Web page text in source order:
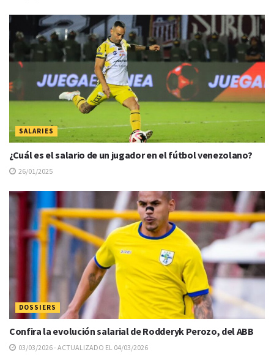
SALARIES
¿Cuál es el salario de un jugador en el fútbol venezolano?
26/01/2025
DOSSIERS
Confira la evolución salarial de Rodderyk Perozo, del ABB
03/03/2026 - ACTUALIZADO EL 04/03/2026